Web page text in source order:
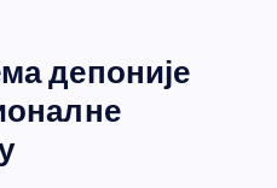
депоније